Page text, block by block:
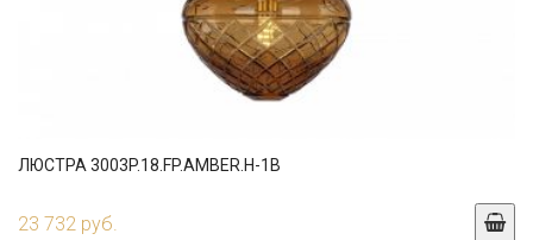
ЛЮСТРА 3003P.18.FP.AMBER.H-1B
23 732 руб.